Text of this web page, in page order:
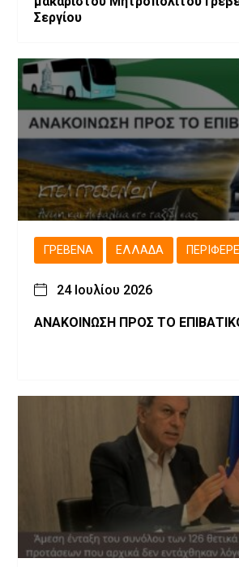
Σεργίου
ΓΡΕΒΕΝΆ ΕΛΛΆΔΑ
24 Ιουλίου 2026
ΑΝΑΚΟΙΝΩΣΗ ΠΡΟΣ ΤΟ